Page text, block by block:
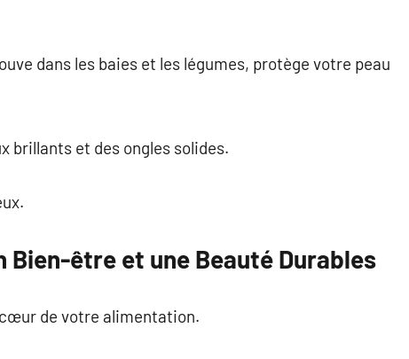
dans les baies et les légumes, protège votre peau
brillants et des ongles solides.
être et une Beauté Durables
de votre alimentation.